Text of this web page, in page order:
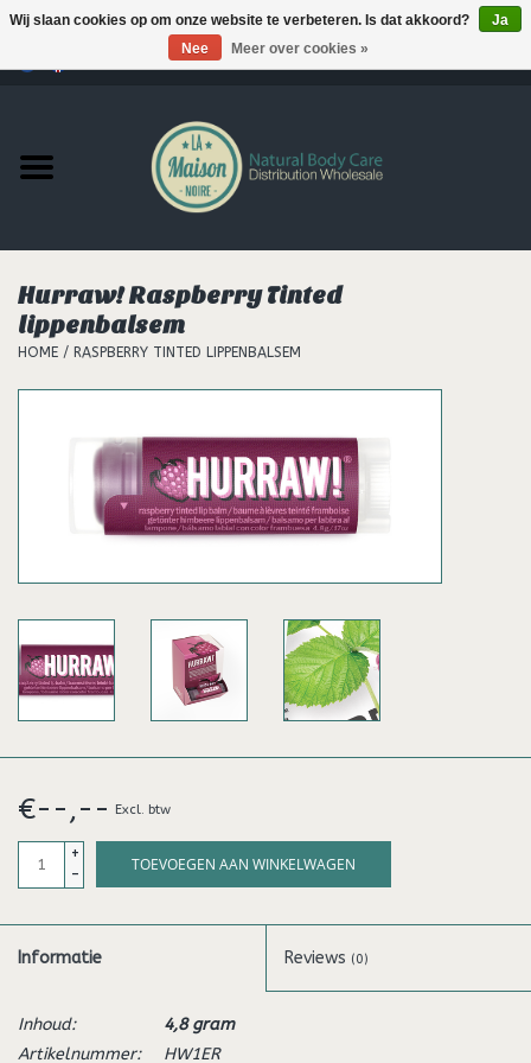
Producten
MERKEN
Support
Hurraw! Raspberry Tinted
lippenbalsem
HOME / RASPBERRY TINTED LIPPENBALSEM
€--,-- Excl. btw
+
-
TOEVOEGEN AAN WINKELWAGEN
Informatie Reviews (0)
Inhoud:
4,8 gram
Artikelnummer:
HW1ER
Wij slaan cookies op om onze website te verbeteren. Is dat akkoord?
Ja
Nee
Meer over cookies »